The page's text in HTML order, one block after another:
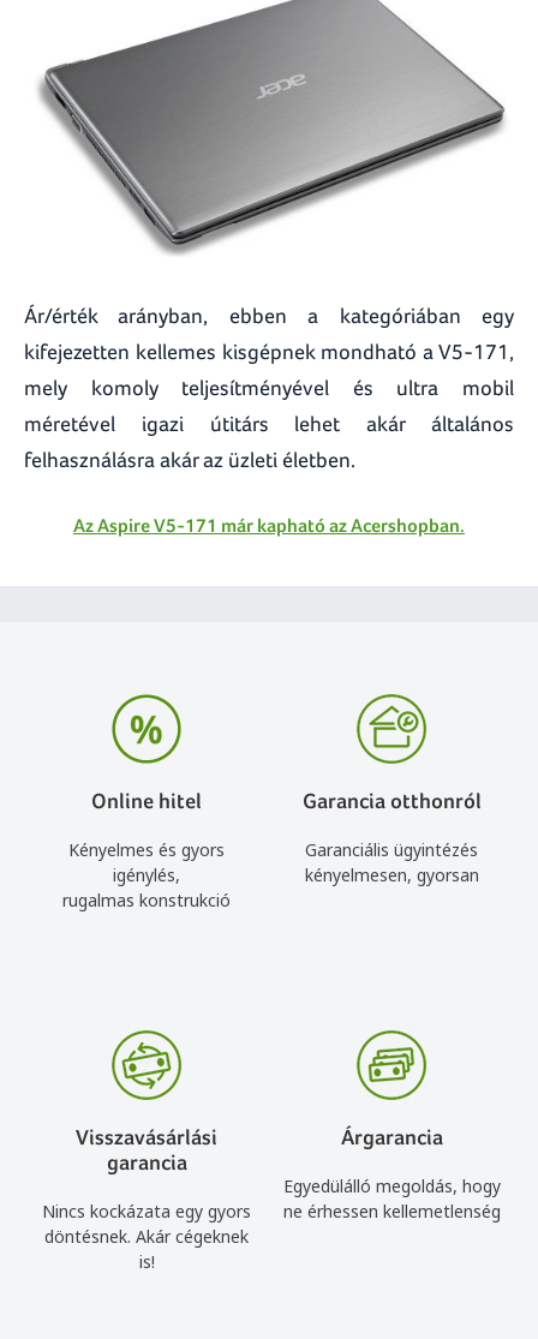
Ár/érték arányban, ebben a kategóriában egy
kifejezetten kellemes kisgépnek mondható a V5-171,
mely komoly teljesítményével és ultra mobil
méretével igazi útitárs lehet akár általános
felhasználásra akár az üzleti életben.
Az Aspire V5-171 már kapható az Acershopban.
Online hitel
Kényelmes és gyors
igénylés,
rugalmas konstrukció
Garancia otthonról
Garanciális ügyintézés
kényelmesen, gyorsan
Visszavásárlási
garancia
Nincs kockázata egy gyors
döntésnek. Akár cégeknek
is!
Árgarancia
Egyedülálló megoldás, hogy
ne érhessen kellemetlenség